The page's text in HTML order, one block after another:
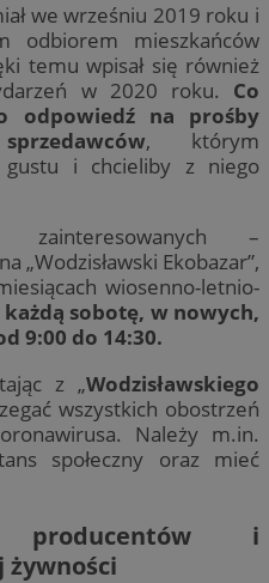
we wrześniu 2019 roku i
odbiorem mieszkańców
temu wpisał się również
w 2020 roku. Co
odpowiedź na prośby
, którym
gustu i chcieliby z niego
zainteresowanych –
„Wodzisławski Ekobazar”,
wiosenno-letnio-
sobotę, w nowych,
9:00 do 14:30.
z „Wodzisławskiego
wszystkich obostrzeń
Należy m.in.
społeczny oraz mieć
i
żywności